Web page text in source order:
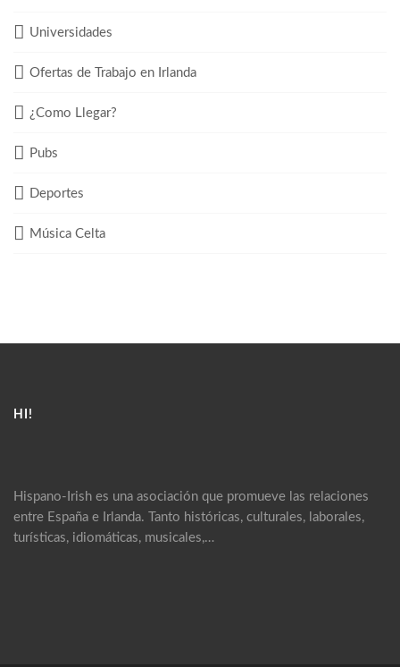
Universidades
Ofertas de Trabajo en Irlanda
¿Como Llegar?
Pubs
Deportes
Música Celta
HI!
Hispano-Irish es una asociación que promueve las relaciones
entre España e Irlanda. Tanto históricas, culturales, laborales,
turísticas, idiomáticas, musicales,…